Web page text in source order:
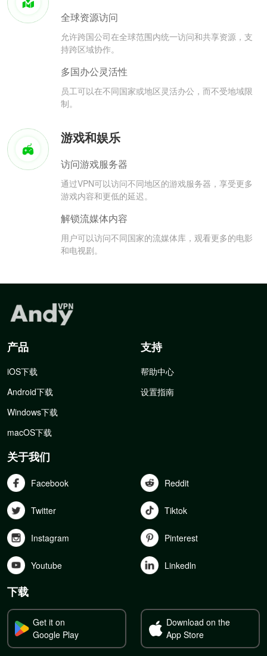
全球资源访问
允许跨国公司在全球范围内统一访问和共享资源，支
持跨区域协作。
多国办公灵活性
员工可以在不同国家或地区灵活办公，而不受地域限
制。
游戏和娱乐
访问游戏服务器
通过VPN可以访问不同地区的游戏服务器，享受更多
游戏内容和更低的延迟。
解锁流媒体内容
用户可以访问不同国家的流媒体库，观看更多的电影
和电视剧。
产品
iOS下载
Android下载
Windows下载
macOS下载
支持
帮助中心
设置指南
关于我们
Facebook Reddit
Twitter Tiktok
Instagram Pinterest
Youtube Linkedln
下载
Get it on
Google Play
Download on the
App Store